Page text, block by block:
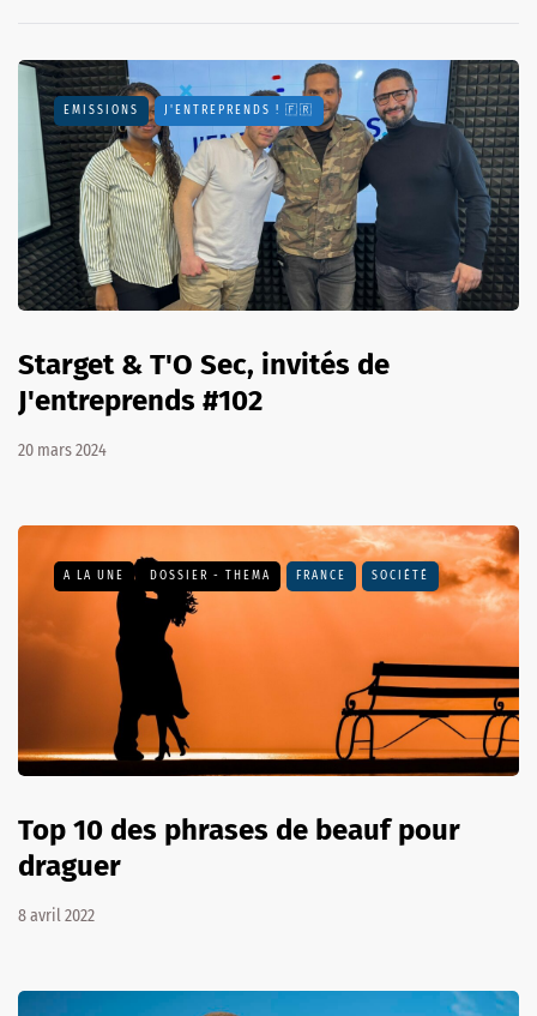
EMISSIONS J'ENTREPRENDS ! 🇫🇷
Starget & T'O Sec, invités de
J'entreprends #102
20 mars 2024
A LA UNE DOSSIER - THEMA FRANCE SOCIÉTÉ
Top 10 des phrases de beauf pour
draguer
8 avril 2022